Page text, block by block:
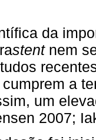
da
stentnem
a
um
2007;